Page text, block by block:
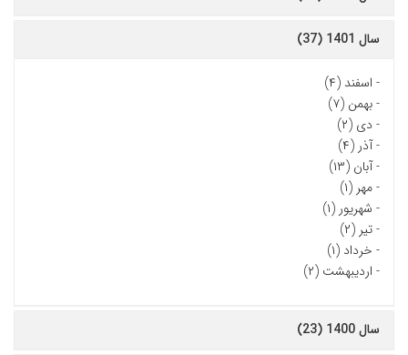
سال 1401 (37)
- اسفند (۴)
-بهمن (۷)
- دی (۲)
-آذر (۴)
-آبان (۱۳)
-مهر (۱)
- شهریور (۱)
-تیر (۲)
- خرداد (۱)
- اردیبهشت (۲)
سال 1400 (23)